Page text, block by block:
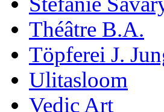
Théâtre B.A.
Töpferei J.
Ulitasloom
Vedic Art